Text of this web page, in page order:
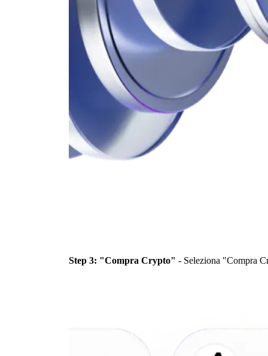
Step 3: "Compra Crypto" - Seleziona "Compra